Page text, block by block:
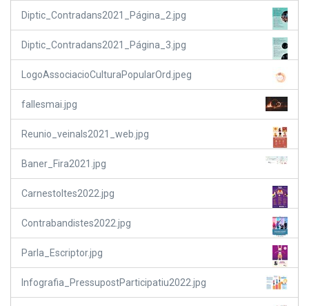
Diptic_Contradans2021_Página_2.jpg
Diptic_Contradans2021_Página_3.jpg
LogoAssociacioCulturaPopularOrd.jpeg
fallesmai.jpg
Reunio_veinals2021_web.jpg
Baner_Fira2021.jpg
Carnestoltes2022.jpg
Contrabandistes2022.jpg
Parla_Escriptor.jpg
Infografia_PressupostParticipatiu2022.jpg